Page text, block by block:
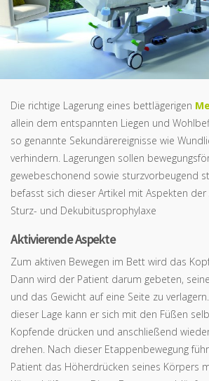
Die richtige Lagerung eines bettlägerigen
allein dem entspannten Liegen und
so genannte Sekundärereignisse wie
verhindern. Lagerungen sollen
gewebeschonend sowie sturzvorbeugend
befasst sich dieser Artikel mit Aspekten
Sturz- und Dekubitusprophylaxe
Aktivierende Aspekte
Zum aktiven Bewegen im Bett wird das
Dann wird der Patient darum gebeten,
und das Gewicht auf eine Seite zu
dieser Lage kann er sich mit den Füßen
Kopfende drücken und anschließend
drehen. Nach dieser Etappenbewegung
Patient das Höherdrücken seines Körpers